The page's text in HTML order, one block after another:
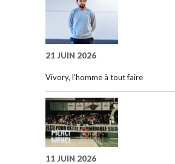
21 JUIN 2026
Vivory, l’homme à tout faire
11 JUIN 2026